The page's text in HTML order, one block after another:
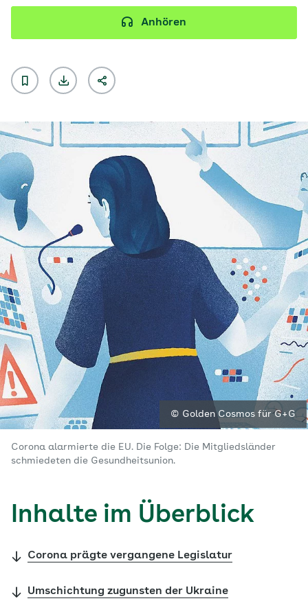
Anhören
© Golden Cosmos für G+G
Corona alarmierte die EU. Die Folge: Die Mitgliedsländer
schmiedeten die Gesundheitsunion.
Inhalte im Überblick
Corona prägte vergangene Legislatur
Umschichtung zugunsten der Ukraine